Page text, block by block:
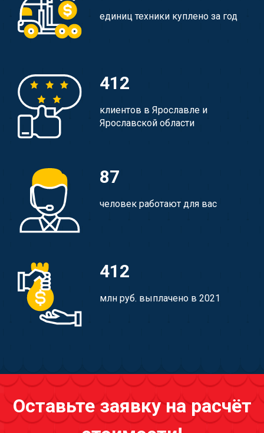
единиц техники куплено за год
412
клиентов в Ярославле и
Ярославской области
87
человек работают для вас
412
млн руб. выплачено в 2021
Оставьте заявку на расчёт